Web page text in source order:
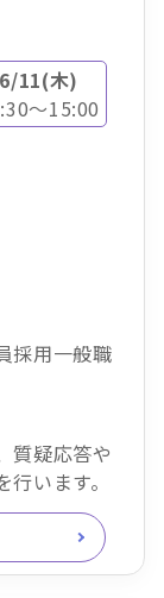
6/11(木)
～15:00
採用一般職
質疑応答や
います。